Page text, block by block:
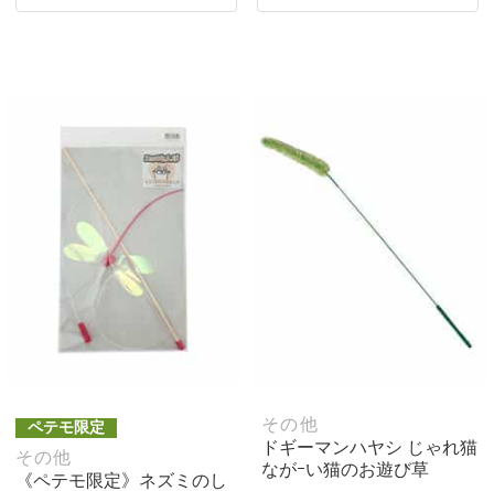
ペテモ限定
その他
《ペテモ限定》ネズミのし
その他
ドギーマンハヤシ じゃれ猫
ながｰい猫のお遊び草